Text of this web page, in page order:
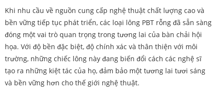
Khi nhu cầu về nguồn cung cấp nghệ thuật chất lượng cao và
bền vững tiếp tục phát triển, các loại lông PBT rỗng đã sẵn sàng
đóng một vai trò quan trọng trong tương lai của bàn chải hội
họa. Với độ bền đặc biệt, độ chính xác và thân thiện với môi
trường, những chiếc lông này đang biến đổi cách các nghệ sĩ
tạo ra những kiệt tác của họ, đảm bảo một tương lai tươi sáng
và bền vững hơn cho thế giới nghệ thuật.